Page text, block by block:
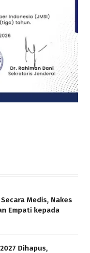
Medis, Nakes
Empati kepada
Dihapus,